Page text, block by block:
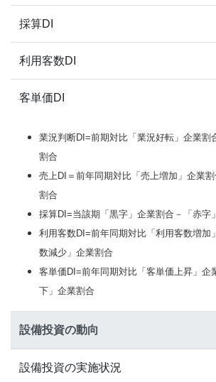
採算DI
利用客数DI
客単価DI
業況判断DI=前期対比「業況好転」企業割
割合
売上DI＝前年同期対比「売上増加」企業
割合
採算DI=当該期「黒字」企業割合－「赤字
利用客数DI=前年同期対比「利用客数増加
数減少」企業割合
客単価DI=前年同期対比「客単価上昇」企
下」企業割合
設備投資の動向
設備投資の実施状況